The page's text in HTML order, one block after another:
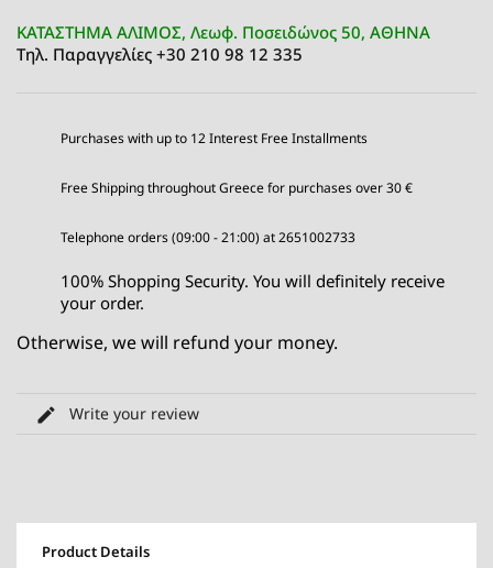
ΚΑΤΑΣΤΗΜΑ ΑΛΙΜΟΣ, Λεωφ. Ποσειδώνος 50, ΑΘΗΝΑ
Τηλ. Παραγγελίες +30 210 98 12 335
Purchases with up to 12 Interest Free Installments
Free Shipping throughout Greece for purchases over 30 €
Telephone orders (09:00 - 21:00) at 2651002733
100% Shopping Security. You will definitely receive
your order.
Otherwise, we will refund your money.
Write your review
Product Details